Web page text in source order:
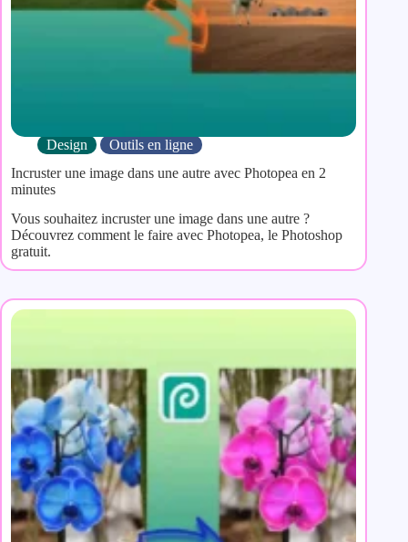
Design
Outils en ligne
Incruster une image dans une autre avec Photopea en 2
minutes
Vous souhaitez incruster une image dans une autre ?
Découvrez comment le faire avec Photopea, le Photoshop
gratuit.